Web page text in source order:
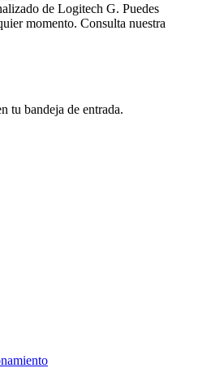
de Logitech G. Puedes
momento. Consulta nuestra
tu bandeja de entrada.